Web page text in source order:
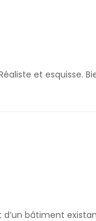
et esquisse.
bâtiment